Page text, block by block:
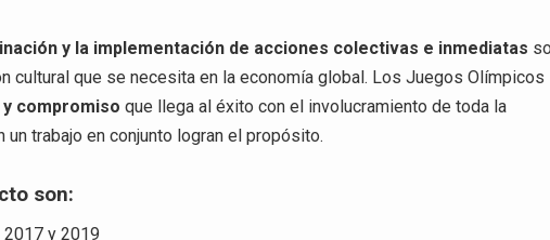
y la implementación de acciones colectivas e inmediatas
cultural que se necesita en la economía global. Los Juegos Olímpicos
y compromisoque llega al éxito con el involucramiento de toda la
trabajo en conjunto logran el propósito.
son:
2017 y 2019